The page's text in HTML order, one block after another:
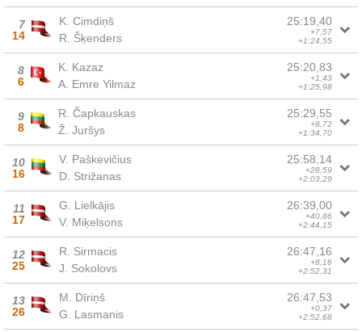
7
14
K. Cimdiņš
R. Šķenders
25:19,40
+7,57
+1:24,55
8
6
K. Kazaz
A. Emre Yilmaz
25:20,83
+1,43
+1:25,98
9
8
R. Čapkauskas
Ž. Juršys
25:29,55
+8,72
+1:34,70
10
16
V. Paškevičius
D. Strižanas
25:58,14
+28,59
+2:03,29
11
17
G. Lielkājis
V. Miķelsons
26:39,00
+40,86
+2:44,15
12
25
R. Sirmacis
J. Sokolovs
26:47,16
+8,16
+2:52,31
13
26
M. Dīriņš
G. Lasmanis
26:47,53
+0,37
+2:52,68